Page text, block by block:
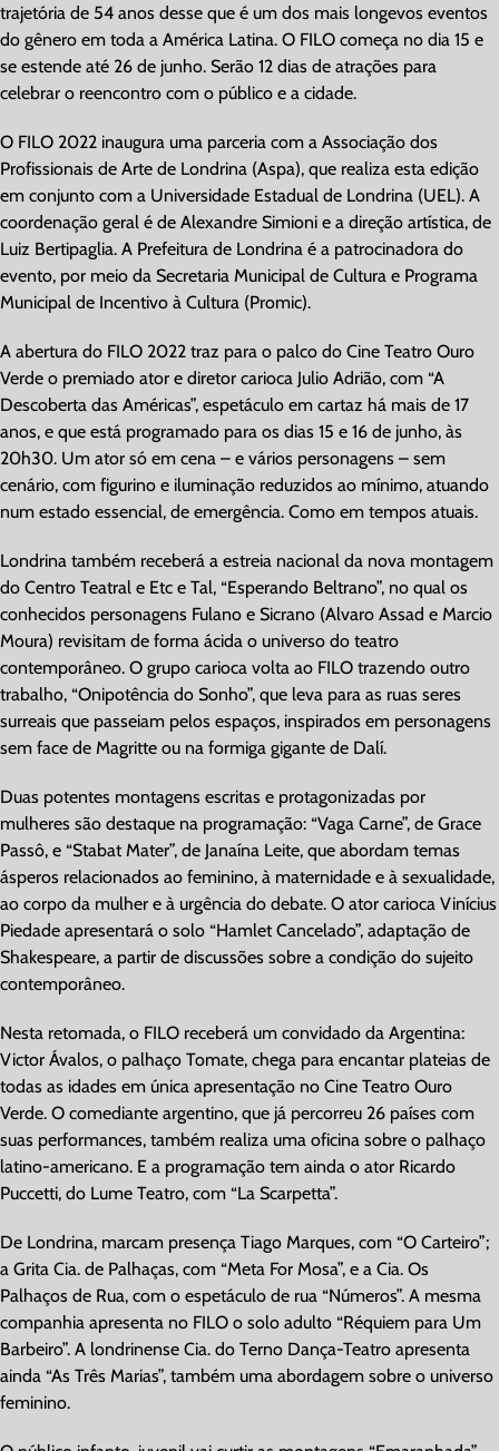
trajetória de 54 anos desse que é um dos mais longevos eventos
do gênero em toda a América Latina. O FILO começa no dia 15 e
se estende até 26 de junho. Serão 12 dias de atrações para
celebrar o reencontro com o público e a cidade.
O FILO 2022 inaugura uma parceria com a Associação dos
Profissionais de Arte de Londrina (Aspa), que realiza esta edição
em conjunto com a Universidade Estadual de Londrina (UEL). A
coordenação geral é de Alexandre Simioni e a direção artística, de
Luiz Bertipaglia. A Prefeitura de Londrina é a patrocinadora do
evento, por meio da Secretaria Municipal de Cultura e Programa
Municipal de Incentivo à Cultura (Promic).
A abertura do FILO 2022 traz para o palco do Cine Teatro Ouro
Verde o premiado ator e diretor carioca Julio Adrião, com “A
Descoberta das Américas”, espetáculo em cartaz há mais de 17
anos, e que está programado para os dias 15 e 16 de junho, às
20h30. Um ator só em cena – e vários personagens – sem
cenário, com figurino e iluminação reduzidos ao mínimo, atuando
num estado essencial, de emergência. Como em tempos atuais.
Londrina também receberá a estreia nacional da nova montagem
do Centro Teatral e Etc e Tal, “Esperando Beltrano”, no qual os
conhecidos personagens Fulano e Sicrano (Alvaro Assad e Marcio
Moura) revisitam de forma ácida o universo do teatro
contemporâneo. O grupo carioca volta ao FILO trazendo outro
trabalho, “Onipotência do Sonho”, que leva para as ruas seres
surreais que passeiam pelos espaços, inspirados em personagens
sem face de Magritte ou na formiga gigante de Dalí.
Duas potentes montagens escritas e protagonizadas por
mulheres são destaque na programação: “Vaga Carne”, de Grace
Passô, e “Stabat Mater”, de Janaína Leite, que abordam temas
ásperos relacionados ao feminino, à maternidade e à sexualidade,
ao corpo da mulher e à urgência do debate. O ator carioca Vinícius
Piedade apresentará o solo “Hamlet Cancelado”, adaptação de
Shakespeare, a partir de discussões sobre a condição do sujeito
contemporâneo.
Nesta retomada, o FILO receberá um convidado da Argentina:
Victor Ávalos, o palhaço Tomate, chega para encantar plateias de
todas as idades em única apresentação no Cine Teatro Ouro
Verde. O comediante argentino, que já percorreu 26 países com
suas performances, também realiza uma oficina sobre o palhaço
latino-americano. E a programação tem ainda o ator Ricardo
Puccetti, do Lume Teatro, com “La Scarpetta”.
De Londrina, marcam presença Tiago Marques, com “O Carteiro”;
a Grita Cia. de Palhaças, com “Meta For Mosa”, e a Cia. Os
Palhaços de Rua, com o espetáculo de rua “Números”. A mesma
companhia apresenta no FILO o solo adulto “Réquiem para Um
Barbeiro”. A londrinense Cia. do Terno Dança-Teatro apresenta
ainda “As Três Marias”, também uma abordagem sobre o universo
feminino.